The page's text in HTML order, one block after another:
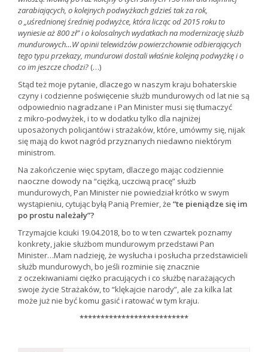
zarabiających, o kolejnych podwyżkach gdzieś tak za rok,
o „uśrednionej średniej podwyżce, która licząc od 2015 roku to
wyniesie aż 800 zł” i o kolosalnych wydatkach na modernizację służb
mundurowych…W opinii telewidzów powierzchownie odbierających
tego typu przekazy, mundurowi dostali właśnie kolejną podwyżkę i o
co im jeszcze chodzi? (…)
Stąd też moje pytanie, dlaczego w naszym kraju bohaterskie
czyny i codzienne poświęcenie służb mundurowych od lat nie są
odpowiednio nagradzane i Pan Minister musi się tłumaczyć
z mikro-podwyżek, i to w dodatku tylko dla najniżej
uposażonych policjantów i strażaków, które, umówmy się, nijak
się mają do kwot nagród przyznanych niedawno niektórym
ministrom.
Na zakończenie więc spytam, dlaczego mając codziennie
naoczne dowody na “ciężką, uczciwą pracę” służb
mundurowych, Pan Minister nie powiedział krótko w swym
wystąpieniu, cytując byłą Panią Premier, że “te pieniądze się im
po prostu należały”?
Trzymajcie kciuki 19.04.2018, bo to w ten czwartek poznamy
konkrety, jakie służbom mundurowym przedstawi Pan
Minister…Mam nadzieję, że wysłucha i posłucha przedstawicieli
służb mundurowych, bo jeśli rozminie się znacznie
z oczekiwaniami ciężko pracujących i co służbę narażających
swoje życie Strażaków, to “klękajcie narody”, ale za kilka lat
może już nie być komu gasić i ratować w tym kraju.
**************************